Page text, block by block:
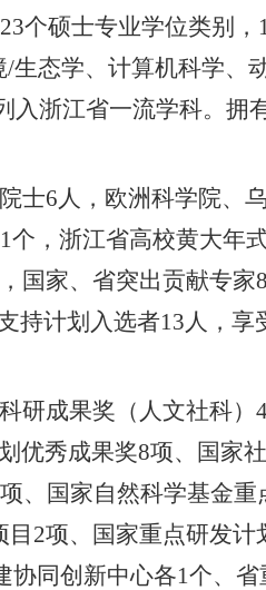
23个硕士专业学位类别，
/生态学、计算机科学、
入浙江省一流学科。拥
士6人，欧洲科学院、
1个，浙江省高校黄大年
，国家、省突出贡献专家
持计划入选者13人 ，
研成果奖（人文社科）
优秀成果奖8项、国家
项、国家自然科学基金重
目 2项、国家重点研发计
协同创新中心各1个、省